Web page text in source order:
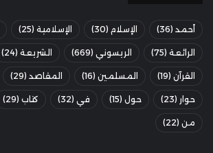
أحمد (36) الإسلام (30) الإسلامية (25)
الرائعة (75) الريسوني (669) الشريعة (24)
القرآن (19) المسلمين (16) المقاصد (29)
حوار (23) حول (15) في (32) كتاب (29)
من (22)